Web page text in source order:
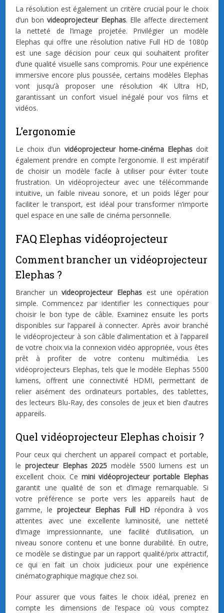
La résolution est également un critère crucial pour le choix
d’un bon videoprojecteur Elephas. Elle affecte directement
la netteté de l’image projetée. Privilégier un modèle
Elephas qui offre une résolution native Full HD de 1080p
est une sage décision pour ceux qui souhaitent profiter
d’une qualité visuelle sans compromis. Pour une expérience
immersive encore plus poussée, certains modèles Elephas
vont jusqu’à proposer une résolution 4K Ultra HD,
garantissant un confort visuel inégalé pour vos films et
vidéos.
L’ergonomie
Le choix d’un vidéoprojecteur home-cinéma Elephasdoit
également prendre en compte l’ergonomie. Il est impératif
de choisir un modèle facile à utiliser pour éviter toute
frustration. Un vidéoprojecteur avec une télécommande
intuitive, un faible niveau sonore, et un poids léger pour
faciliter le transport, est idéal pour transformer n’importe
quel espace en une salle de cinéma personnelle.
FAQ Elephas vidéoprojecteur
Comment brancher un vidéoprojecteur
Elephas ?
Brancher unvideoprojecteur Elephas est une opération
simple. Commencez par identifier les connectiques pour
choisir le bon type de câble. Examinez ensuite les ports
disponibles sur l’appareil à connecter. Après avoir branché
le vidéoprojecteur à son câble d’alimentation et à l’appareil
de votre choix via la connexion vidéo appropriée, vous êtes
prêt à profiter de votre contenu multimédia. Les
vidéoprojecteurs Elephas, tels que le modèle Elephas 5500
lumens, offrent une connectivité HDMI, permettant de
relier aisément des ordinateurs portables, des tablettes,
des lecteurs Blu-Ray, des consoles de jeux et bien d’autres
appareils.
Quel vidéoprojecteur Elephas choisir ?
Pour ceux qui cherchent un appareil compact et portable,
le projecteur Elephas 2025 modèle 5500 lumens est un
excellent choix. Ce mini vidéoprojecteur portable Elephas
garantit une qualité de son et d’image remarquable. Si
votre préférence se porte vers les appareils haut de
gamme, le projecteur Elephas Full HD répondra à vos
attentes avec une excellente luminosité, une netteté
d’image impressionnante, une facilité d’utilisation, un
niveau sonore contenu et une bonne durabilité. En outre,
ce modèle se distingue par un rapport qualité/prix attractif,
ce qui en fait un choix judicieux pour une expérience
cinématographique magique chez soi.
Pour assurer que vous faites le choix idéal, prenez en
compte les dimensions de l’espace où vous comptez